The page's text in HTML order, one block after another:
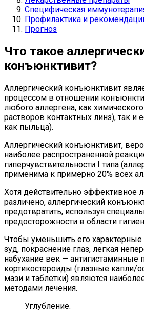
Специфическая
Профилактика и
Прогноз
Что такое
конъюнктивит?
Аллергический конъюнктивит
процессом в отношении
любого аллергена, как
растворов контактных линз), так и
как пыльца).
Аллергический конъюнктивит,
наиболее распространенной
гиперчувствительности I типа
применима к примерно 20% всех
Хотя действительно эффективное
различено, аллергический
предотвратить, используя
предосторожности в области
Чтобы уменьшить его
зуд, покраснение глаз, легкая
набухание век — антигистаминные
кортикостероиды (глазные капли/
мази и таблетки) являются
методами лечения.
Углубление.